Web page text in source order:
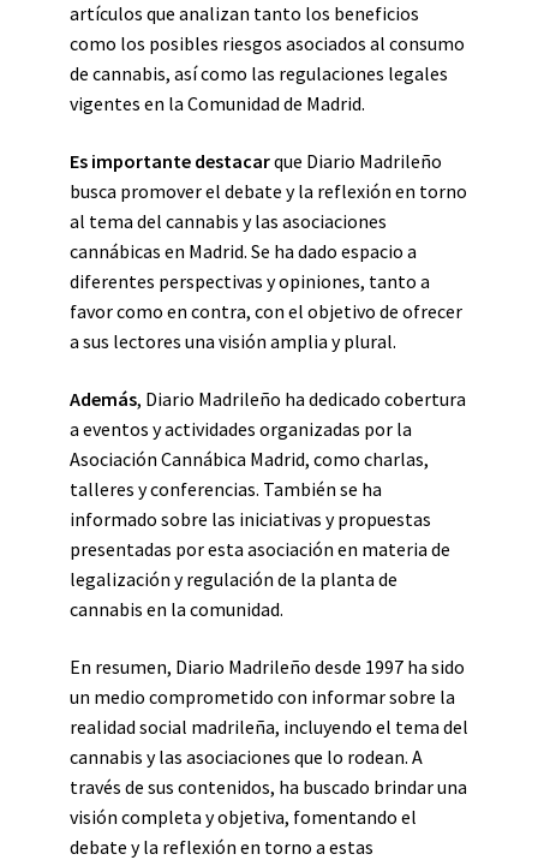
artículos que analizan tanto los beneficios
como los posibles riesgos asociados al consumo
de cannabis, así como las regulaciones legales
vigentes en la Comunidad de Madrid.
Es importante destacarque Diario Madrileño
busca promover el debate y la reflexión en torno
al tema del cannabis y las asociaciones
cannábicas en Madrid. Se ha dado espacio a
diferentes perspectivas y opiniones, tanto a
favor como en contra, con el objetivo de ofrecer
a sus lectores una visión amplia y plural.
Además, Diario Madrileño ha dedicado cobertura
a eventos y actividades organizadas por la
Asociación Cannábica Madrid, como charlas,
talleres y conferencias. También se ha
informado sobre las iniciativas y propuestas
presentadas por esta asociación en materia de
legalización y regulación de la planta de
cannabis en la comunidad.
En resumen, Diario Madrileño desde 1997 ha sido
un medio comprometido con informar sobre la
realidad social madrileña, incluyendo el tema del
cannabis y las asociaciones que lo rodean. A
través de sus contenidos, ha buscado brindar una
visión completa y objetiva, fomentando el
debate y la reflexión en torno a estas